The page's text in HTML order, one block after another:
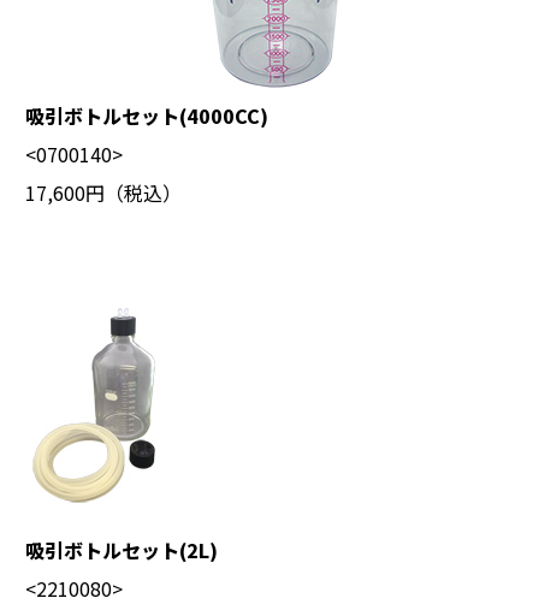
吸引ボトルセット(4000CC)
<0700140>
17,600円（税込）
吸引ボトルセット(2L)
<2210080>